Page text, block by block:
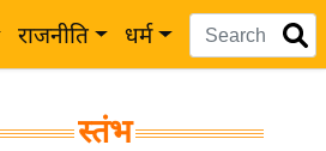
राजनीति धर्म
स्तंभ